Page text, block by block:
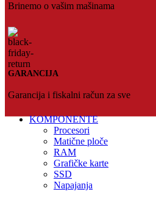
Brinemo o vašim mašinama
GARANCIJA
Garancija i fiskalni račun za sve
KOMPONENTE
Procesori
Matične ploče
RAM
Grafičke karte
SSD
Napajanja